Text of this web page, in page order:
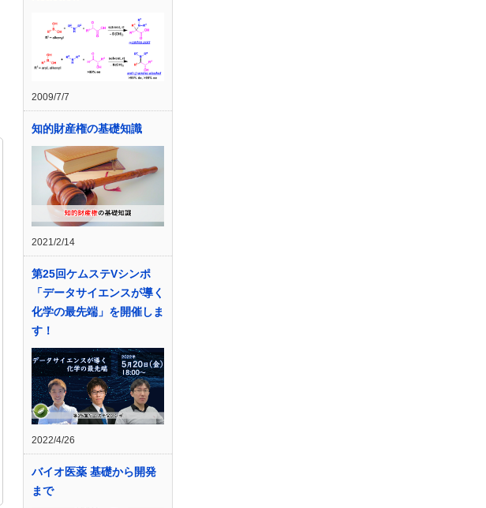
2009/7/7
知的財産権の基礎知識
2021/2/14
第25回ケムステVシンポ
「データサイエンスが導く
化学の最先端」を開催しま
す！
2022/4/26
バイオ医薬 基礎から開発
まで